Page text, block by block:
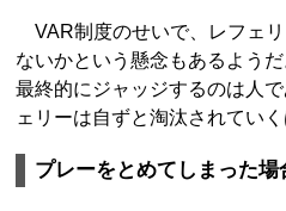
VAR制度のせいで、レフェ
ないかという懸念もあるよう
最終的にジャッジするのは人
ェリーは自ずと淘汰されていく
プレーをとめてしまった場